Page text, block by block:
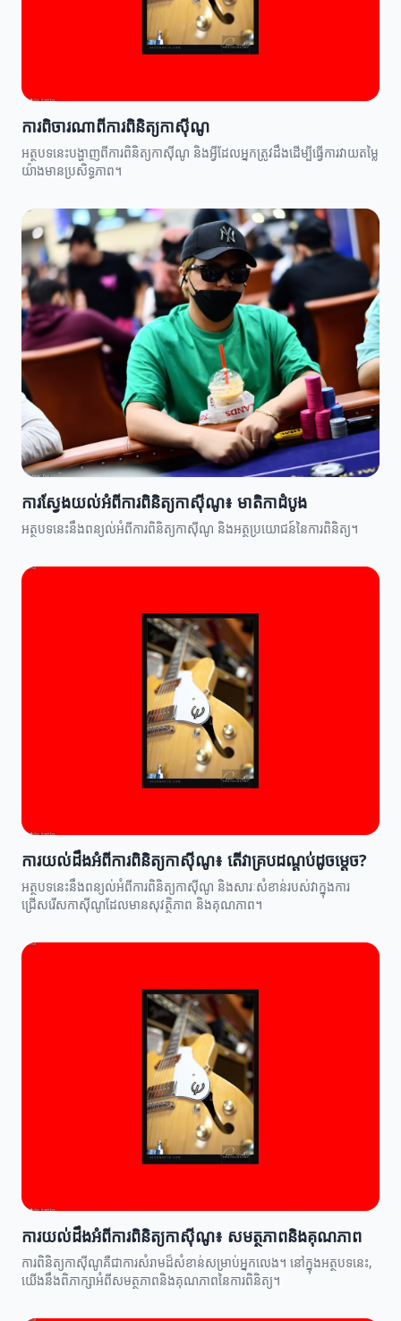
ការពិចារណាពីការពិនិត្យកាស៊ីណូ
អត្ថបទនេះបង្ហាញពីការពិនិត្យកាស៊ីណូ និងអ្វីដែលអ្នកត្រូវដឹងដើម្បីធ្វើការវាយតម្លៃ
យ៉ាងមានប្រសិទ្ធភាព។
ការស្វែងយល់អំពីការពិនិត្យកាស៊ីណូ៖ មាតិកាដំបូង
អត្ថបទនេះនឹងពន្យល់អំពីការពិនិត្យកាស៊ីណូ និងអត្ថប្រយោជន៍នៃការពិនិត្យ។
ការយល់ដឹងអំពីការពិនិត្យកាស៊ីណូ៖ តើវាគ្របដណ្តប់ដូចម្តេច?
អត្ថបទនេះនឹងពន្យល់អំពីការពិនិត្យកាស៊ីណូ និងសារៈសំខាន់របស់វាក្នុងការ
ជ្រើសរើសកាស៊ីណូដែលមានសុវត្ថិភាព និងគុណភាព។
ការយល់ដឹងអំពីការពិនិត្យកាស៊ីណូ៖ សមត្ថភាពនិងគុណភាព
ការពិនិត្យកាស៊ីណូគឺជាការសំរាមដ៏សំខាន់សម្រាប់អ្នកលេង។ នៅក្នុងអត្ថបទនេះ,
យើងនឹងពិភាក្សាអំពីសមត្ថភាពនិងគុណភាពនៃការពិនិត្យ។